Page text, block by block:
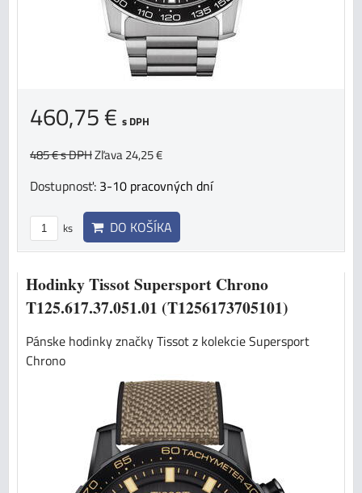
460,75 € s DPH
485 €s DPHZľava 24,25 €
Dostupnosť: 3-10 pracovných dní
ks DO KOŠÍKA
Hodinky Tissot Supersport Chrono
T125.617.37.051.01 (T1256173705101)
Pánske hodinky značky Tissot z kolekcie Supersport
Chrono